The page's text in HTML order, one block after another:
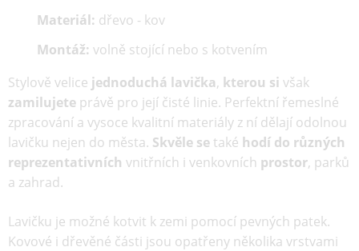
Materiál: dřevo - kov
Montáž: volně stojící nebo s kotvením
Stylově velice jednoduchá lavička, kterou si však
zamilujete právě pro její čisté linie. Perfektní řemeslné
zpracování a vysoce kvalitní materiály z ní dělají odolnou
lavičku nejen do města. Skvěle se také hodí do různých
reprezentativních vnitřních i venkovních prostor, parků
a zahrad.
Lavičku je možné kotvit k zemi pomocí pevných patek.
Kovové i dřevěné části jsou opatřeny několika vrstvami